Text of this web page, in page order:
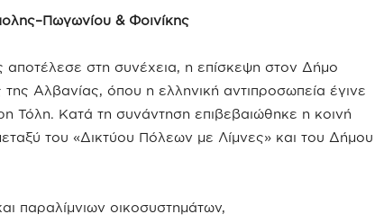
& Φοινίκης
στη συνέχεια, η επίσκεψη στον Δήμο
Αλβανίας, όπου η ελληνική αντιπροσωπεία έγινε
Τόλη. Κατά τη συνάντηση επιβεβαιώθηκε η κοινή
του «Δικτύου Πόλεων με Λίμνες» και του Δήμου
παραλίμνιων οικοσυστημάτων,